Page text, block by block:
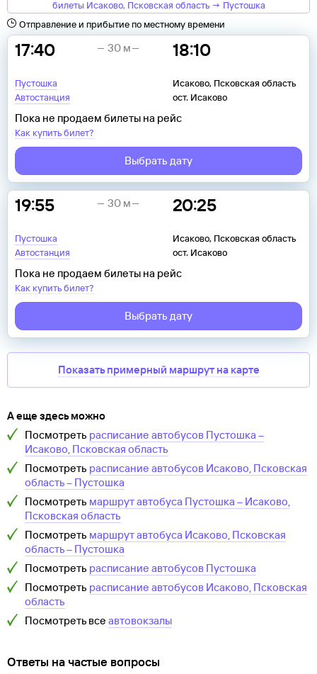
билеты Исаково, Псковская область → Пустошка
Отправление и прибытие по местному времени
17:40
Пустошка
Автостанция
18:10
Исаково, Псковская область
ост. Исаково
30 м
Пока не продаем билеты на рейс
Как купить билет?
Выбрать дату
19:55
Пустошка
Автостанция
20:25
Исаково, Псковская область
ост. Исаково
30 м
Пока не продаем билеты на рейс
Как купить билет?
Выбрать дату
Показать примерный маршрут на карте
А еще здесь можно
Посмотреть расписание автобусов Пустошка –
Исаково, Псковская область
Посмотреть расписание автобусов Исаково, Псковская
область– Пустошка
Посмотреть маршрут автобуса Пустошка – Исаково,
Псковская область
Посмотреть маршрут автобуса Исаково, Псковская
область– Пустошка
Посмотреть расписание автобусов Пустошка
Посмотреть расписание автобусов Исаково, Псковская
область
Посмотреть все автовокзалы
Ответы на частые вопросы